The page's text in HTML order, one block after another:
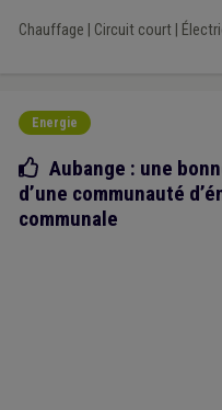
Chauffage Circuit court|
Energie
Bonne pratique
Aubange : une
d’une communauté
communale